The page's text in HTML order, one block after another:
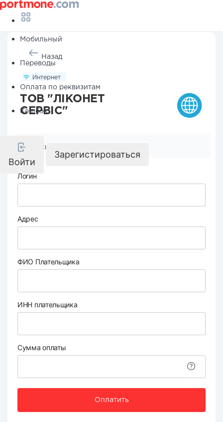
Мобильный
Переводы
Оплата по реквизитам
Кешбэк
Войти
Зарегистироваться
Назад
Интернет
ТОВ "ЛІКОНЕТ
СЕРВІС"
Реквизиты компании
Логин
Адрес
ФИО Плательщика
ИНН плательщика
Сумма оплаты
Оплатить